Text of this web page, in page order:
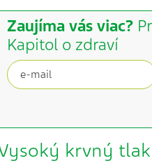
Zaujíma vás viac?
Kapitol o zdraví
krvný tlak